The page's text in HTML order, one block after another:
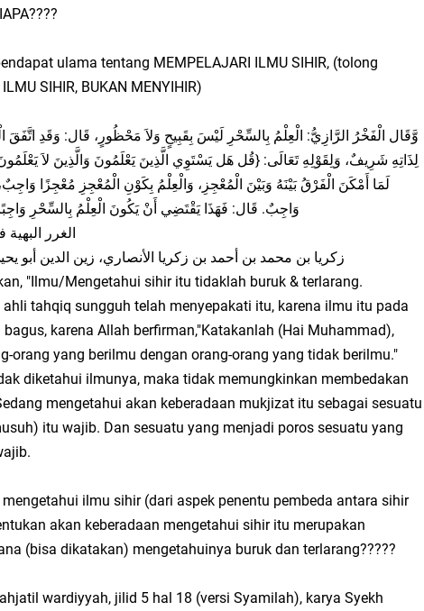
ulama tentang MEMPELAJARI ILMU SIHIR, (tolong
SIHIR, BUKAN MENYIHIR)
وَّقَال الْفَخْرُ الرَّازِيُّ: الْعِلْمُ بِالسِّحْرِ لَيْسَ بِقَبِيحٍ وَلاَ مَحْظُورٍ، قَال: وَقَدِ اتَّفَقَ
لِذَاتِهِ شَرِيفٌ، وَلِقَوْلِهِ تَعَالَى: {قُل هَل يَسْتَوِي الَّذِينَ يَعْلَمُونَ وَالَّذِينَ لاَ
لَمَا أَمْكَنَ الْفَرْقُ بَيْنَهُ وَبَيْنَ الْمُعْجِزِ، وَالْعِلْمُ بِكَوْنِ الْمُعْجِزِ مُعْجِزًا
وَاجِبٌ. قَال: فَهَذَا يَقْتَضِي أَنْ يَكُونَ الْعِلْمُ بِالسِّحْرِ
الغرر البهية
زكريا بن محمد بن أحمد بن زكريا الأنصاري، زين الدين أبو يحيى
"Ilmu/Mengetahui sihir itu tidaklah buruk & terlarang.
tahqiq sungguh telah menyepakati itu, karena ilmu itu pada
karena Allah berfirman,"Katakanlah (Hai Muhammad),
orang yang berilmu dengan orang-orang yang tidak berilmu."
diketahui ilmunya, maka tidak memungkinkan membedakan
mengetahui akan keberadaan mukjizat itu sebagai sesuatu
itu wajib. Dan sesuatu yang menjadi poros sesuatu yang
ilmu sihir (dari aspek penentu pembeda antara sihir
akan keberadaan mengetahui sihir itu merupakan
(bisa dikatakan) mengetahuinya buruk dan terlarang?????
wardiyyah, jilid 5 hal 18 (versi Syamilah), karya Syekh